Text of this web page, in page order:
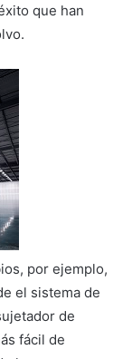
que han
por ejemplo,
el sistema de
de
fácil de